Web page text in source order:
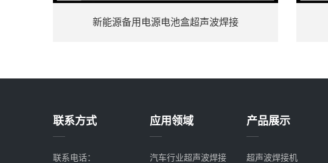
超声波普通塑料焊接案例
联系方式
联系电话：
应用领域
汽车行业超声波焊接
产品展示
超声波焊接机